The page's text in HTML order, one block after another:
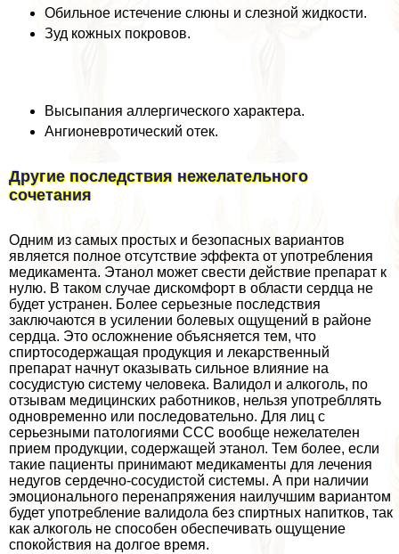
Обильное истечение слюны и слезной жидкости.
Зуд кожных покровов.
Высыпания аллергического хаpaктера.
Ангионевротический отек.
Другие последствия нежелательного
сочетания
Одним из самых простых и безопасных вариантов
является полное отсутствие эффекта от употрeбления
медикамента. Этанол может свести действие препарат к
нулю. В таком случае дискомфорт в области сердца не
будет устранен. Более серьезные последствия
заключаются в усилении болевых ощущений в районе
сердца. Это осложнение объясняется тем, что
спиртосодержащая продукция и лекарственный
препарат начнут оказывать сильное влияние на
сосудистую систему человека. Валидол и алкоголь, по
отзывам медицинских работников, нельзя употрeбллять
одновременно или последовательно. Для лиц с
серьезными патологиями ССС вообще нежелателен
прием продукции, содержащей этанол. Тем более, если
такие пациенты принимают медикаменты для лечения
недугов сердечно-сосудистой системы. А при наличии
эмоционального перенапряжения наилучшим вариантом
будет употрeбление валидола без спиртных напитков, так
как алкоголь не способен обеспечивать ощущение
спокойствия на долгое время.